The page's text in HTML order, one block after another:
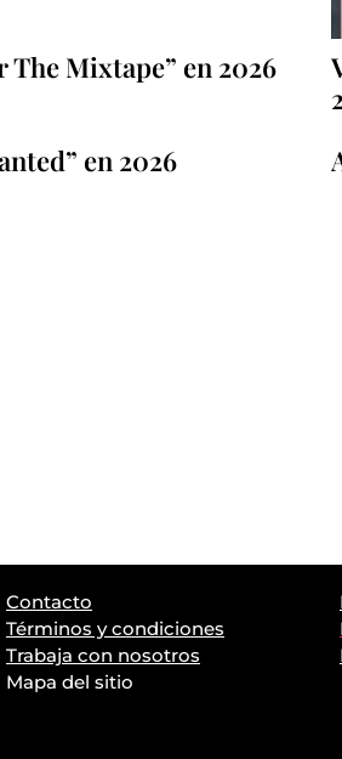
The Mixtape” en 2026
en 2026
Contacto
Términos y condiciones
Trabaja con nosotros
Mapa del sitio